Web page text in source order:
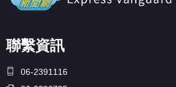
聯繫資訊
06-2391116